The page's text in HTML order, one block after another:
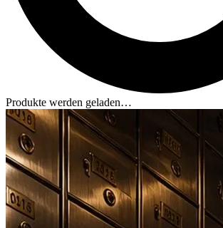
Produkte werden geladen…